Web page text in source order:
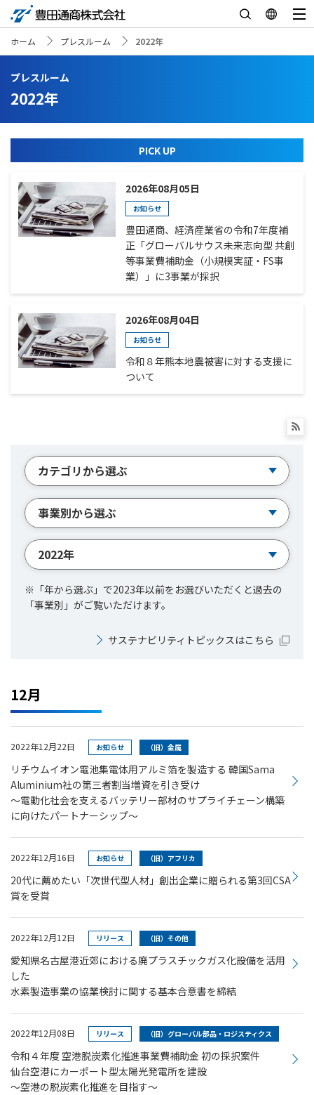
ホーム プレスルーム 2022年
プレスルーム
2022年
PICK UP
2026年08月05日
お知らせ
豊田通商、経済産業省の令和7年度補
正「グローバルサウス未来志向型 共創
等事業費補助金（小規模実証・FS事
業）」に3事業が採択
2026年08月04日
お知らせ
令和８年熊本地震被害に対する支援に
ついて
※「年から選ぶ」で2023年以前をお選びいただくと過去の
「事業別」がご覧いただけます。
サステナビリティトピックスはこちら
12月
2022年12月22日 お知らせ （旧）金属
リチウムイオン電池集電体用アルミ箔を製造する 韓国Sama
Aluminium社の第三者割当増資を引き受け
～電動化社会を支えるバッテリー部材のサプライチェーン構築
に向けたパートナーシップ～
2022年12月16日 お知らせ （旧）アフリカ
20代に薦めたい「次世代型⼈材」創出企業に贈られる第3回CSA
賞を受賞
2022年12月12日 リリース （旧）その他
愛知県名古屋港近郊における廃プラスチックガス化設備を活用
した
水素製造事業の協業検討に関する基本合意書を締結
2022年12月08日 リリース （旧）グローバル部品・ロジスティクス
令和４年度 空港脱炭素化推進事業費補助金 初の採択案件
仙台空港にカーポート型太陽光発電所を建設
～空港の脱炭素化推進を目指す～